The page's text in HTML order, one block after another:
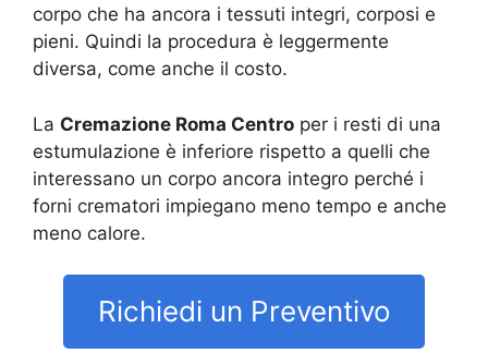
corpo che ha ancora i tessuti integri, corposi e
pieni. Quindi la procedura è leggermente
diversa, come anche il costo.
La Cremazione Roma Centro per i resti di una
estumulazione è inferiore rispetto a quelli che
interessano un corpo ancora integro perché i
forni crematori impiegano meno tempo e anche
meno calore.
Richiedi un Preventivo